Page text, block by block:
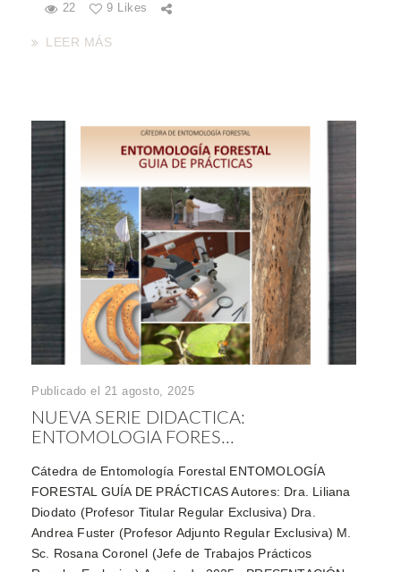
22 9 Likes
LEER MÁS
Publicado el 21 agosto, 2025
NUEVA SERIE DIDACTICA:
ENTOMOLOGIA FORES...
Cátedra de Entomología Forestal ENTOMOLOGÍA
FORESTAL GUÍA DE PRÁCTICAS Autores: Dra. Liliana
Diodato (Profesor Titular Regular Exclusiva) Dra.
Andrea Fuster (Profesor Adjunto Regular Exclusiva) M.
Sc. Rosana Coronel (Jefe de Trabajos Prácticos